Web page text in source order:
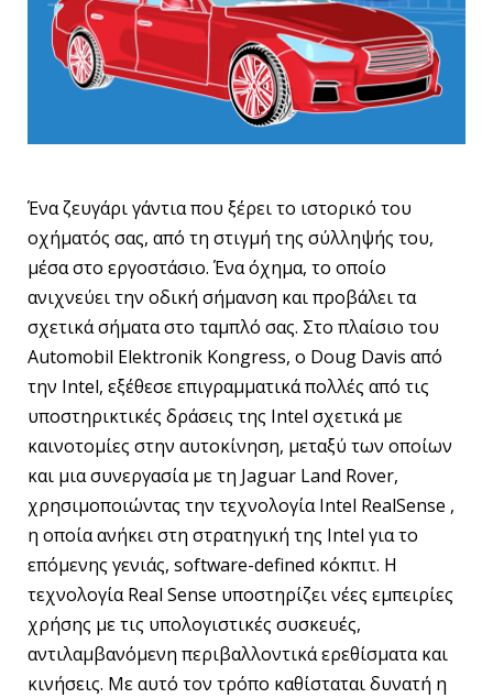
Ένα ζευγάρι γάντια που ξέρει το ιστορικό του
οχήματός σας, από τη στιγμή της σύλληψής του,
μέσα στο εργοστάσιο. Ένα όχημα, το οποίο
ανιχνεύει την οδική σήμανση και προβάλει τα
σχετικά σήματα στο ταμπλό σας. Στο πλαίσιο του
Automobil Elektronik Kongress, ο Doug Davis από
την Intel, εξέθεσε επιγραμματικά πολλές από τις
υποστηρικτικές δράσεις της Intel σχετικά με
καινοτομίες στην αυτοκίνηση, μεταξύ των οποίων
και μια συνεργασία με τη Jaguar Land Rover,
χρησιμοποιώντας την τεχνολογία Intel RealSense ,
η οποία ανήκει στη στρατηγική της Intel για το
επόμενης γενιάς, software-defined κόκπιτ. H
τεχνολογία Real Sense υποστηρίζει νέες εμπειρίες
χρήσης με τις υπολογιστικές συσκευές,
αντιλαμβανόμενη περιβαλλοντικά ερεθίσματα και
κινήσεις. Με αυτό τον τρόπο καθίσταται δυνατή η